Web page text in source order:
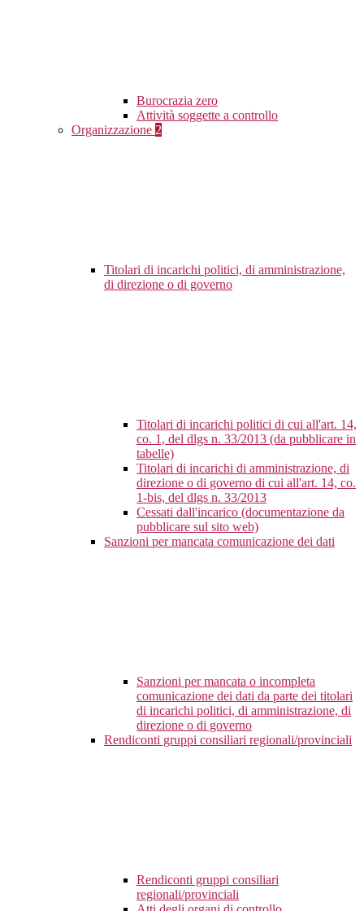
Burocrazia zero
Attività soggette a controllo
Organizzazione 2
Titolari di incarichi politici, di amministrazione,
di direzione o di governo
Titolari di incarichi politici di cui all'art. 14,
co. 1, del dlgs n. 33/2013 (da pubblicare in
tabelle)
Titolari di incarichi di amministrazione, di
direzione o di governo di cui all'art. 14, co.
1-bis, del dlgs n. 33/2013
Cessati dall'incarico (documentazione da
pubblicare sul sito web)
Sanzioni per mancata comunicazione dei dati
Sanzioni per mancata o incompleta
comunicazione dei dati da parte dei titolari
di incarichi politici, di amministrazione, di
direzione o di governo
Rendiconti gruppi consiliari regionali/provinciali
Rendiconti gruppi consiliari
regionali/provinciali